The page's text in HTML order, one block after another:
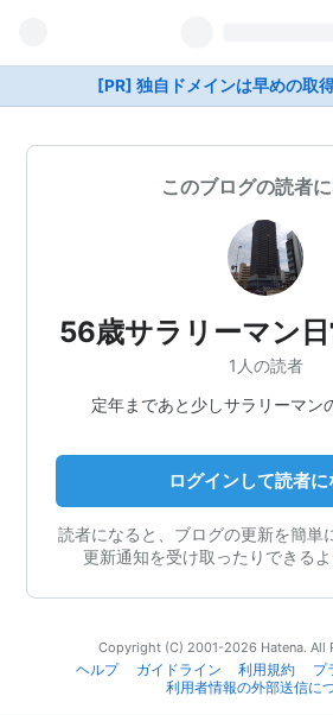
[PR] 独自ドメインは早めの取
このブログの読者
56歳サラリーマン
1人の読者
定年まであと少しサラリーマン
ログインして読者に
読者になると、ブログの更新を簡単
更新通知を受け取ったりできるよ
Copyright (C) 2001-2026 Hatena. All
ヘルプ
ガイドライン 利用規約
プ
利用者情報の外部送信に